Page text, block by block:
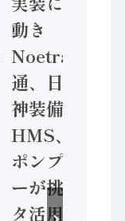
動き
Noetra、富士
通、日立 / 兵
神装備 ×
HMS、老舗
ポンプメーカ
ーが挑むデー
タ活用 など